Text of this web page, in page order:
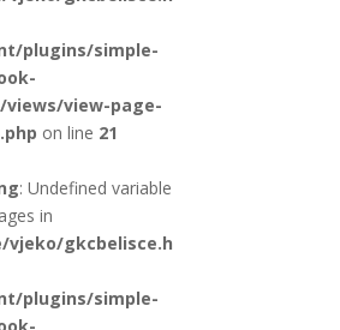
plugins/simple-
views/view-page-
on line 21
: Undefined variable
in
vjeko/gkcbelisce.h
plugins/simple-